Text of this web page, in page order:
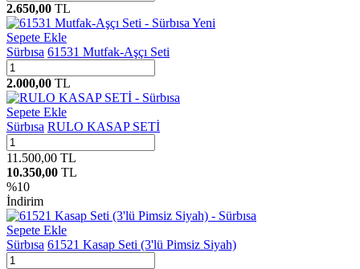
2.650,00 TL
Yeni
Sepete Ekle
Sürbısa 61531 Mutfak-Aşçı Seti
2.000,00 TL
Sepete Ekle
Sürbısa RULO KASAP SETİ
11.500,00 TL
10.350,00 TL
%10
İndirim
Sepete Ekle
Sürbısa 61521 Kasap Seti (3'lü Pimsiz Siyah)